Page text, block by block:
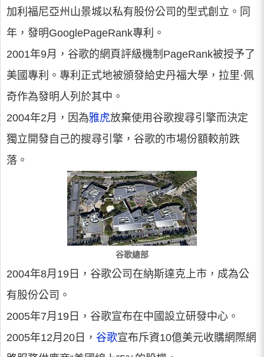
加利福尼亞州山景城以私有股份公司的型式創立。同
年，發明GooglePageRank專利。
2001年9月，谷歌的網頁評級機制PageRank被授予了
美國專利。專利正式地被頒發給史丹福大學，拉里·佩
奇作為發明人列於其中。
2004年2月，因為雅虎放棄使用谷歌搜尋引擎而決定
獨立開發自己的搜尋引擎，谷歌的市場份額較前跌
落。
谷歌總部
2004年8月19日，谷歌公司在納斯達克上市，成為公
有股份公司。
2005年7月19日，谷歌宣布在中國設立研發中心。
2005年12月20日， 谷歌宣布斥資10億美元收購網際網